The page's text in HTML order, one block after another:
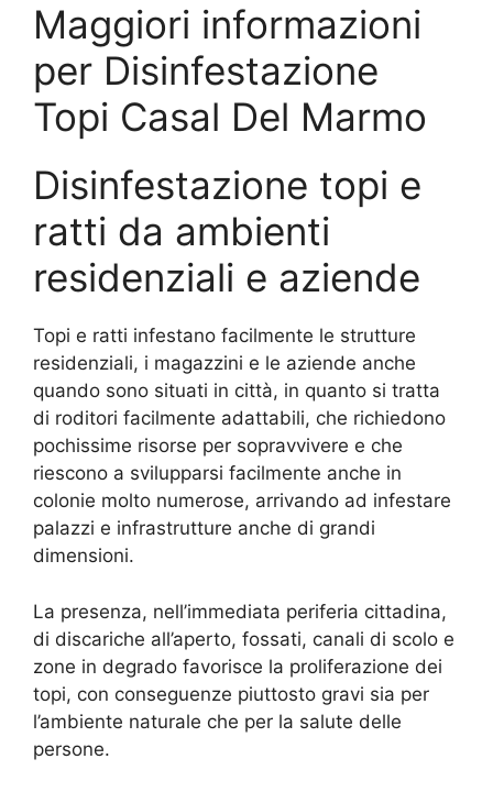
Maggiori informazioni
per Disinfestazione
Topi Casal Del Marmo
Disinfestazione topi e
ratti da ambienti
residenziali e aziende
Topi e ratti infestano facilmente le strutture
residenziali, i magazzini e le aziende anche
quando sono situati in città, in quanto si tratta
di roditori facilmente adattabili, che richiedono
pochissime risorse per sopravvivere e che
riescono a svilupparsi facilmente anche in
colonie molto numerose, arrivando ad infestare
palazzi e infrastrutture anche di grandi
dimensioni.
La presenza, nell’immediata periferia cittadina,
di discariche all’aperto, fossati, canali di scolo e
zone in degrado favorisce la proliferazione dei
topi, con conseguenze piuttosto gravi sia per
l’ambiente naturale che per la salute delle
persone.